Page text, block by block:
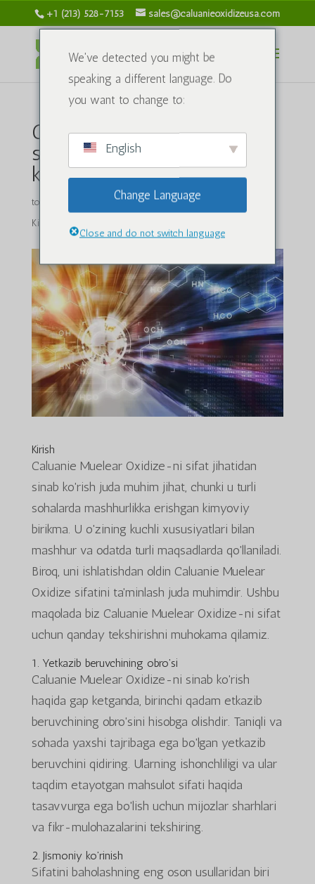
+1 (213) 528-7153 sales@caluanieoxidizeusa.com
Caluanie Muelear oksidini
sifat uchun qanday sinab
ko'rish mumkin
tomonidan caluanieoxidizeusa.com|4 aprel, 2024 yil
Kimyoviy moddalar
Kirish
Caluanie Muelear Oxidize-ni sifat jihatidan
sinab ko'rish juda muhim jihat, chunki u turli
sohalarda mashhurlikka erishgan kimyoviy
birikma. U o'zining kuchli xususiyatlari bilan
mashhur va odatda turli maqsadlarda qo'llaniladi.
Biroq, uni ishlatishdan oldin Caluanie Muelear
Oxidize sifatini ta'minlash juda muhimdir. Ushbu
maqolada biz Caluanie Muelear Oxidize-ni sifat
uchun qanday tekshirishni muhokama qilamiz.
1. Yetkazib beruvchining obro'si
Caluanie Muelear Oxidize-ni sinab ko'rish
haqida gap ketganda, birinchi qadam etkazib
beruvchining obro'sini hisobga olishdir. Taniqli va
sohada yaxshi tajribaga ega bo'lgan yetkazib
beruvchini qidiring. Ularning ishonchliligi va ular
taqdim etayotgan mahsulot sifati haqida
tasavvurga ega bo'lish uchun mijozlar sharhlari
va fikr-mulohazalarini tekshiring.
2. Jismoniy ko'rinish
Sifatini baholashning eng oson usullaridan biri
We've detected you might be
speaking a different language. Do
you want to change to:
English
Change Language
Close and do not switch language